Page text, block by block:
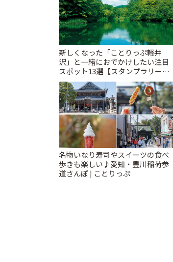
新しくなった「ことりっぷ軽井
沢」と一緒におでかけしたい注目
スポット13選【スタンプラリー開
催中】 | ことりっぷ
名物いなり寿司やスイーツの食べ
歩きも楽しい♪愛知・豊川稲荷参
道さんぽ | ことりっぷ